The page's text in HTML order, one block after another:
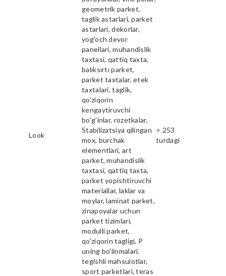
Look
geometrik parket,
taglik astarlari, parket
astarlari, dekorlar,
yog'och devor
panellari, muhandislik
taxtasi, qattiq taxta,
balıksırtı parket,
parket taxtalar, etek
taxtalari, taglik,
qo'ziqorin
kengaytiruvchi
bo'g'inlar, rozetkalar,
Stabilizatsiya qilingan
mox, burchak
elementlari, art
parket, muhandislik
taxtasi, qattiq taxta,
parket yopishtiruvchi
materiallar, laklar va
moylar, laminat parket,
zinapoyalar uchun
parket tizimlari,
modulli parket,
qo'ziqorin tagligi, P
uning bo'linmalari,
tegishli mahsulotlar,
sport parketlari, teras
> 253
turdagi